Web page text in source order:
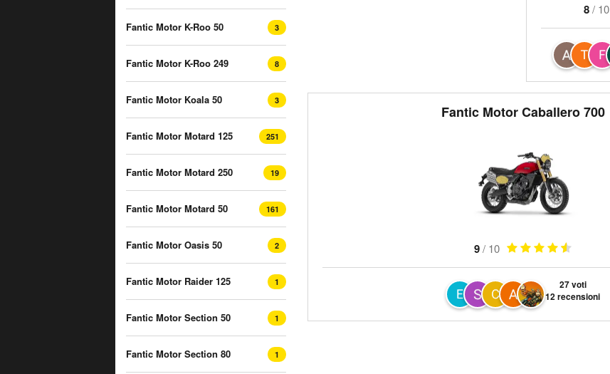
Fantic Motor K-Roo 50 3
Fantic Motor K-Roo 249 8
Fantic Motor Koala 50 3
Fantic Motor Motard 125 251
Fantic Motor Motard 250 19
Fantic Motor Motard 50 161
Fantic Motor Oasis 50 2
Fantic Motor Raider 125 1
Fantic Motor Section 50 1
Fantic Motor Section 80 1
8/ 10
Fantic Motor Caballero 700
9/ 10
27 voti
12 recensioni